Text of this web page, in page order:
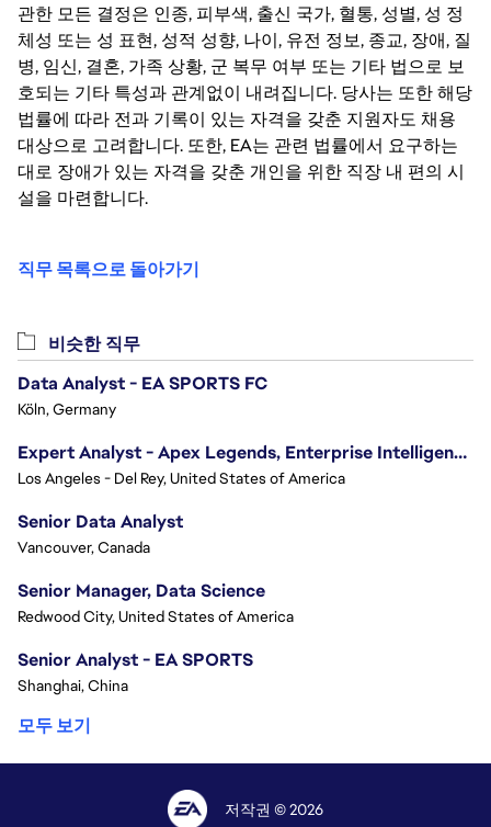
관한 모든 결정은 인종, 피부색, 출신 국가, 혈통, 성별, 성 정
체성 또는 성 표현, 성적 성향, 나이, 유전 정보, 종교, 장애, 질
병, 임신, 결혼, 가족 상황, 군 복무 여부 또는 기타 법으로 보
호되는 기타 특성과 관계없이 내려집니다. 당사는 또한 해당
법률에 따라 전과 기록이 있는 자격을 갖춘 지원자도 채용
대상으로 고려합니다. 또한, EA는 관련 법률에서 요구하는
대로 장애가 있는 자격을 갖춘 개인을 위한 직장 내 편의 시
설을 마련합니다.
직무 목록으로 돌아가기
비슷한 직무
Data Analyst - EA SPORTS FC
Köln, Germany
Expert Analyst - Apex Legends, Enterprise Intelligence (EI)
Los Angeles - Del Rey, United States of America
Senior Data Analyst
Vancouver, Canada
Senior Manager, Data Science
Redwood City, United States of America
Senior Analyst - EA SPORTS
Shanghai, China
모두 보기
저작권 © 2026